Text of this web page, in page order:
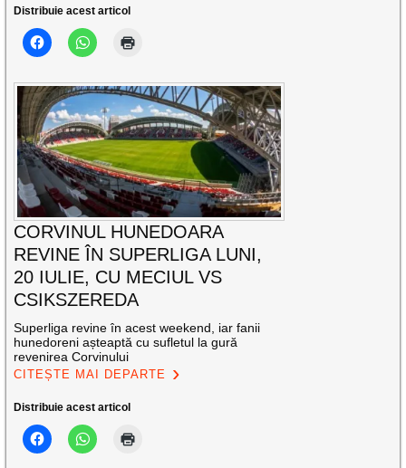
Distribuie acest articol
CORVINUL HUNEDOARA
REVINE ÎN SUPERLIGA LUNI,
20 IULIE, CU MECIUL VS
CSIKSZEREDA
Superliga revine în acest weekend, iar fanii
hunedoreni așteaptă cu sufletul la gură
revenirea Corvinului
CITEȘTE MAI DEPARTE
Distribuie acest articol